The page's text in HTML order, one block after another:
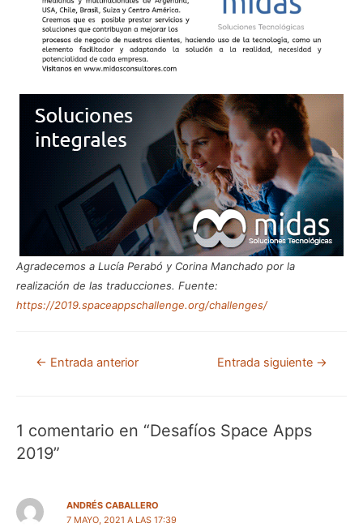
Agradecemos a Lucía Perabó y Corina Manchado por la
realización de las traducciones. Fuente:
https://2019.spaceappschallenge.org/challenges/
← Entrada anterior Entrada siguiente →
1 comentario en “Desafíos Space Apps
2019”
ANDRÉS CABALLERO
7 MAYO, 2021 A LAS 17:39